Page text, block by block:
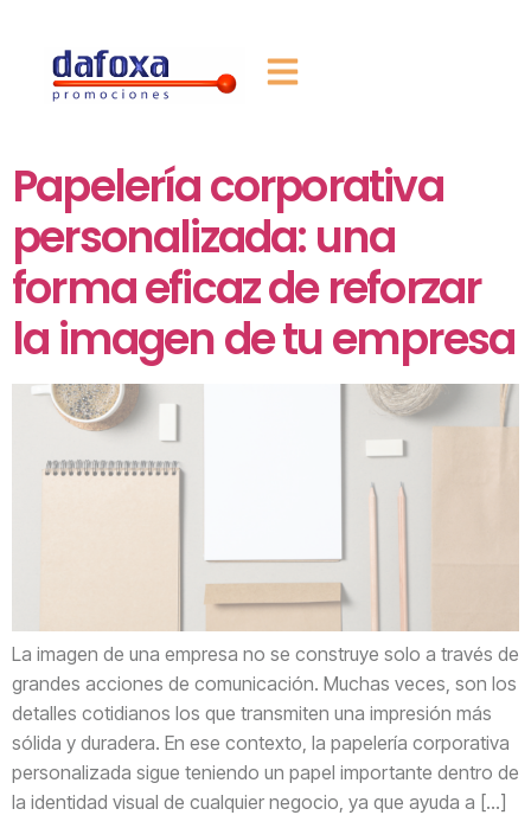
Papelería corporativa
personalizada: una
forma eficaz de reforzar
la imagen de tu empresa
La imagen de una empresa no se construye solo a través de
grandes acciones de comunicación. Muchas veces, son los
detalles cotidianos los que transmiten una impresión más
sólida y duradera. En ese contexto, la papelería corporativa
personalizada sigue teniendo un papel importante dentro de
la identidad visual de cualquier negocio, ya que ayuda a […]